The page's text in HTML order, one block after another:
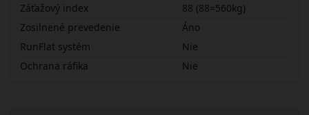
Záťažový index
88 (88=560kg)
Zosilnené prevedenie
Áno
RunFlat systém
Nie
Ochrana ráfika
Nie